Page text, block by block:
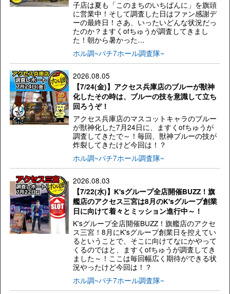
子店は夏も「このまちのいちばんに」を旗頭
に営業中！そして調査した日はファン感謝デ
ーの最終日！さあ、いったいどんな状況だっ
たのか？ますくofちゅうが調査してきまし
た！朝から暑かった…
ホル調~パチ7ホール調査隊~
2026.08.05
【7/24(金)】アクセス兵庫店のブルーが獣神
化したその時は、ブルーの技を意識して立ち
回ろうぞ！
アクセス兵庫店のマスコットキャラのブルー
が獣神化した7月24日に、ますくofちゅうが
調査してきたで～！毎回、獣神ブルーの技が
炸裂してきたけど今回は！？
ホル調~パチ7ホール調査隊~
2026.08.03
【7/22(水)】K'sグループ全店開催BUZZ！旗
艦店のアクセス三宮は8月のK'sグループ創業
日に向けて着々とミッション進行中～！
K'sグループ全店開催BUZZ！旗艦店のアクセ
ス三宮！8月にK'sグループ創業日を控えてい
るということで、そこに向けてなにかやって
くるのではと、ますくofちゅうが調査してき
ました～！ここは毎回幅広く期待ができる状
況やったけど今回は！？
ホル調~パチ7ホール調査隊~